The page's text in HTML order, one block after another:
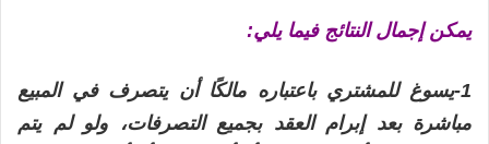
يمكن إجمال النتائج فيما يلي:
1-يسوغ للمشتري باعتباره مالكًا أن يتصرف في المبيع
مباشرة بعد إبرام العقد بجميع التصرفات، ولو لم يتم